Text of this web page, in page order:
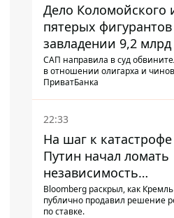
Дело Коломойского
пятерых
завладении 9,2 млрд
ПриватБанка
суд
САП направила в суд
в отношении олигарха и
ПриватБанка
22:33
На шаг к катастрофе
Путин начал ломать
независимость
собственного
заставив снизить
Bloomberg раскрыл, как
публично продавил решение
по ставке.